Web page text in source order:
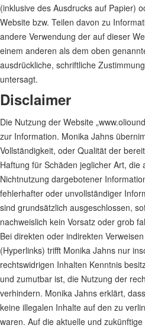
(inklusive des Ausdrucks auf Papier)
Website bzw. Teilen davon zu
andere Verwendung der auf dieser
einem anderen als dem oben
ausdrückliche, schriftliche
untersagt.
Disclaimer
Die Nutzung der Website
zur Information. Monika Jahns
Vollständigkeit, oder Qualität der
Haftung für Schäden jeglicher Art,
Nichtnutzung dargebotener
fehlerhafter oder unvollständiger
sind grundsätzlich ausgeschlossen,
nachweislich kein Vorsatz oder grob
Bei direkten oder indirekten
(Hyperlinks) trifft Monika Jahns nur
rechtswidrigen Inhalten Kenntnis
und zumutbar ist, die Nutzung der
verhindern. Monika Jahns erklärt,
keine illegalen Inhalte auf den zu
waren. Auf die aktuelle und